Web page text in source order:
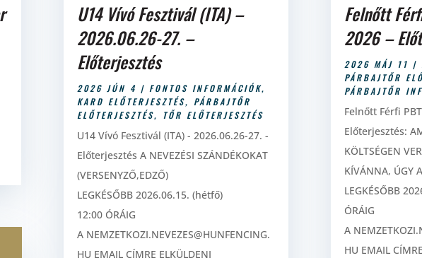
U14 Vívó Fesztivál (ITA) –
2026.06.26-27. –
Előterjesztés
2026 JÚN 4 | FONTOS INFORMÁCIÓK,
KARD ELŐTERJESZTÉS, PÁRBAJTŐR
ELŐTERJESZTÉS, TŐR ELŐTERJESZTÉS
U14 Vívó Fesztivál (ITA) - 2026.06.26-27. -
Előterjesztés A NEVEZÉSI SZÁNDÉKOKAT
(VERSENYZŐ,EDZŐ)
LEGKÉSŐBB 2026.06.15. (hétfő)
12:00 ÓRÁIG
A NEMZETKOZI.NEVEZES@HUNFENCING.
HU EMAIL CÍMRE ELKÜLDENI
Felnőtt
2026 –
2026 MÁJ 11 |
PÁRBAJTŐR
PÁRBAJTŐR
Felnőtt Férfi
Előterjesztés:
KÖLTSÉGEN
KÍVÁNNA, ÚGY
LEGKÉSŐBB
ÓRÁIG
A
HU EMAIL